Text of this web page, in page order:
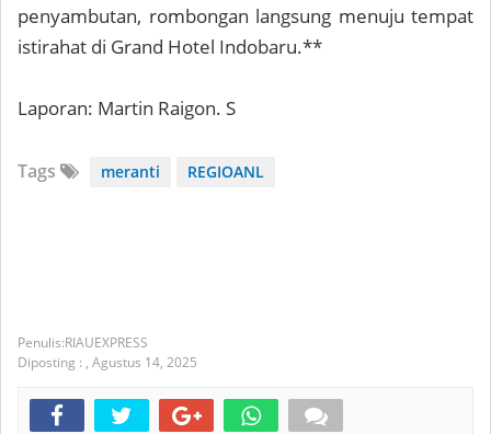
penyambutan, rombongan langsung menuju tempat
istirahat di Grand Hotel Indobaru.**
Laporan: Martin Raigon. S
Tags meranti REGIOANL
RIAUEXPRESS
Diposting : , Agustus 14, 2025